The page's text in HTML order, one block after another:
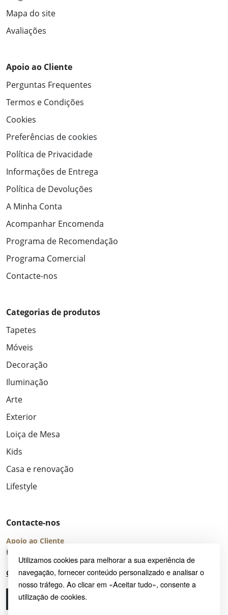
Utilizamos cookies para melhorar a sua experiência de
navegação, fornecer conteúdo personalizado e analisar o
nosso tráfego. Ao clicar em «Aceitar tudo», consente a
utilização de cookies.
Mapa do site
Avaliações
Apoio ao Cliente
Perguntas Frequentes
Termos e Condições
Cookies
Preferências de cookies
Política de Privacidade
Informações de Entrega
Política de Devoluções
A Minha Conta
Acompanhar Encomenda
Programa de Recomendação
Programa Comercial
Contacte-nos
Categorias de produtos
Tapetes
Móveis
Decoração
Iluminação
Arte
Exterior
Loiça de Mesa
Kids
Casa e renovação
Lifestyle
Contacte-nos
Apoio ao Cliente
Horário de Atendimento: seg – sex 8:00 – 16:00 (UTC+2)
Centro de Ajuda
Ligue-nos